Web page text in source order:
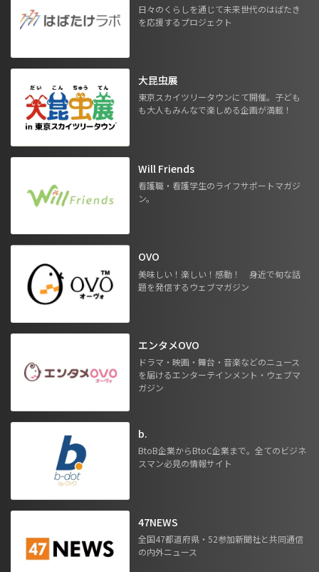
日々のくらしを通じて未来世代のはばたき
を応援するプロジェクト
大昆虫展
東京スカイツリータウンにて開催。子ども
も大人もみんなで楽しめる企画が満載！
Will Friends
看護職・看護学生のライフサポートマガジ
ン。
OVO
美味しい！楽しい！感動！ 身近で旬な話
題を発信するウェブマガジン
エンタメOVO
ドラマ・映画・舞台・音楽などのニュース
を届けるエンターテインメント・ウェブマ
ガジン
b.
BtoB企業からBtoC企業まで。全てのビジネ
スマン必見の情報サイト
47NEWS
全国47都道府県・52参加新聞社と共同通信
の内外ニュース